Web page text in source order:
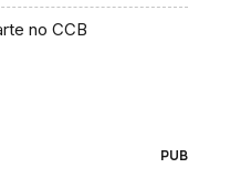
no CCB
PUB